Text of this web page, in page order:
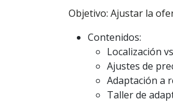
Objetivo: Ajustar la
Contenidos:
Localización
Ajustes de
Adaptación a
Taller de